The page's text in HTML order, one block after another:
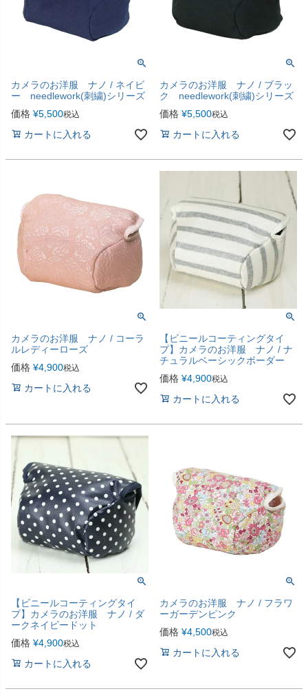
カメラのお洋服 ナノ / ネイビ
ー needlework(刺繍)シリーズ
価格 ¥5,500税込
カートに入れる
カメラのお洋服 ナノ / ブラッ
ク needlework(刺繍)シリーズ
価格 ¥5,500税込
カートに入れる
カメラのお洋服 ナノ / コーラ
ルレディーローズ
価格 ¥4,900税込
カートに入れる
【ビニールコーティングタイ
プ】カメラのお洋服 ナノ / ナ
チュラルベーシックボーダー
価格 ¥4,900税込
カートに入れる
【ビニールコーティングタイ
プ】カメラのお洋服 ナノ / ダ
ークネイビードット
価格 ¥4,900税込
カートに入れる
カメラのお洋服 ナノ / フラワ
ーガーデンピンク
価格 ¥4,500税込
カートに入れる